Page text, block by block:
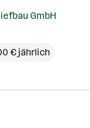
GmbH
€ jährlich